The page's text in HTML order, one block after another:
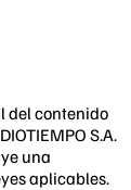
del contenido
S.A.
una
aplicables.